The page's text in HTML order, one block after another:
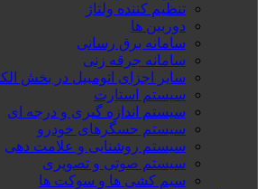
تنظیم کننده ولتاژ
دوربین ها
سامانه برق رسانی
سامانه جرقه زنی
سایر اجزای اتومبیل در بخش
سیستم استارت
سیستم اندازه گیری و درجه ای
سیستم حسگرهای خودرو
سیستم روشنایی و علامت دهی
سیستم صوتی و تصویری
سیم کشی ها و سوکت ها